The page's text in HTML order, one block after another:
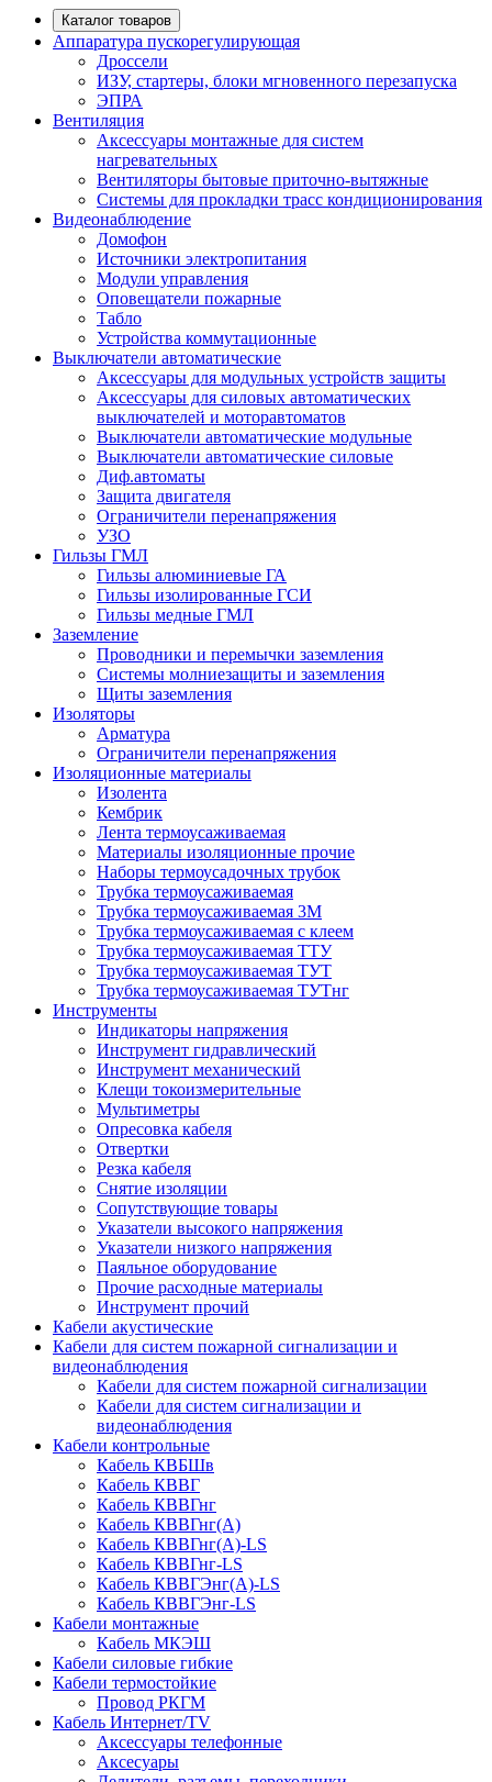
Каталог товаров
Аппаратура пускорегулирующая
Дроссели
ИЗУ, стартеры, блоки мгновенного перезапуска
ЭПРА
Вентиляция
Аксессуары монтажные для систем
нагревательных
Вентиляторы бытовые приточно-вытяжные
Системы для прокладки трасс кондиционирования
Видеонаблюдение
Домофон
Источники электропитания
Модули управления
Оповещатели пожарные
Табло
Устройства коммутационные
Выключатели автоматические
Аксессуары для модульных устройств защиты
Аксессуары для силовых автоматических
выключателей и моторавтоматов
Выключатели автоматические модульные
Выключатели автоматические силовые
Диф.автоматы
Защита двигателя
Ограничители перенапряжения
УЗО
Гильзы ГМЛ
Гильзы алюминиевые ГА
Гильзы изолированные ГСИ
Гильзы медные ГМЛ
Заземление
Проводники и перемычки заземления
Системы молниезащиты и заземления
Щиты заземления
Изоляторы
Арматура
Ограничители перенапряжения
Изоляционные материалы
Изолента
Кембрик
Лента термоусаживаемая
Материалы изоляционные прочие
Наборы термоусадочных трубок
Трубка термоусаживаемая
Трубка термоусаживаемая 3М
Трубка термоусаживаемая с клеем
Трубка термоусаживаемая ТТУ
Трубка термоусаживаемая ТУТ
Трубка термоусаживаемая ТУТнг
Инструменты
Индикаторы напряжения
Инструмент гидравлический
Инструмент механический
Клещи токоизмерительные
Мультиметры
Опресовка кабеля
Отвертки
Резка кабеля
Снятие изоляции
Сопутствующие товары
Указатели высокого напряжения
Указатели низкого напряжения
Паяльное оборудование
Прочие расходные материалы
Инструмент прочий
Кабели акустические
Кабели для систем пожарной сигнализации и
видеонаблюдения
Кабели для систем пожарной сигнализации
Кабели для систем сигнализации и
видеонаблюдения
Кабели контрольные
Кабель КВБШв
Кабель КВВГ
Кабель КВВГнг
Кабель КВВГнг(А)
Кабель КВВГнг(А)-LS
Кабель КВВГнг-LS
Кабель КВВГЭнг(А)-LS
Кабель КВВГЭнг-LS
Кабели монтажные
Кабель МКЭШ
Кабели силовые гибкие
Кабели термостойкие
Провод РКГМ
Кабель Интернет/TV
Аксессуары телефонные
Аксесуары